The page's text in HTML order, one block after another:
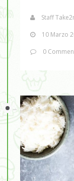
Staff
10 Marzo
0